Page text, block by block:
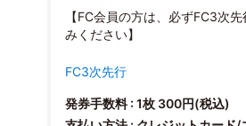
【FC会員の方は、必ずFC3次
みください】
FC3次先行
発券手数料 : 1枚 300円(税込)